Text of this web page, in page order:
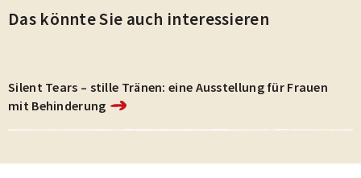
Das könnte Sie auch interessieren
Silent Tears – stille Tränen: eine Ausstellung für Frauen
mit Behinderung